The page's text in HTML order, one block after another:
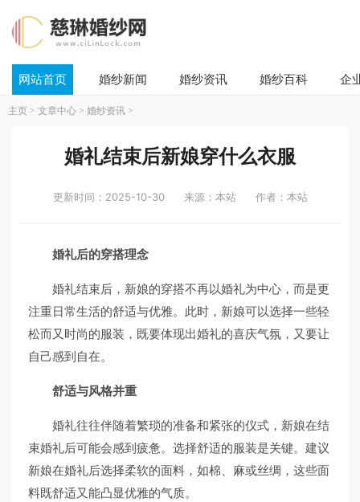
网站首页 婚纱新闻 婚纱资讯 婚纱百科 企
主页 > 文章中心 > 婚纱资讯 >
婚礼结束后新娘穿什么衣服
更新时间：2025-10-30 来源：本站 作者：本站
婚礼后的穿搭理念
婚礼结束后，新娘的穿搭不再以婚礼为中心，而是更
注重日常生活的舒适与优雅。此时，新娘可以选择一些轻
松而又时尚的服装，既要体现出婚礼的喜庆气氛，又要让
自己感到自在。
舒适与风格并重
婚礼往往伴随着繁琐的准备和紧张的仪式，新娘在结
束婚礼后可能会感到疲惫。选择舒适的服装是关键。建议
新娘在婚礼后选择柔软的面料，如棉、麻或丝绸，这些面
料既舒适又能凸显优雅的气质。